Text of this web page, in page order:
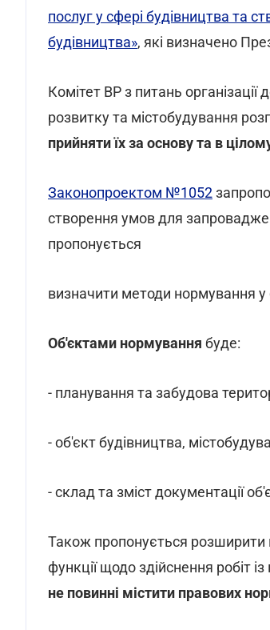
послуг у сфері будівництва та
будівництва», які визначено
Комітет ВР з питань
розвитку та містобудування
прийняти їх за основу та в
Законопроектом №1052
створення умов для
пропонується
визначити методи нормування у
Об'єктами нормування буде:
- планування та забудова
- об'єкт будівництва,
- склад та зміст документації
Також пропонується розширити
функції щодо здійснення робіт
не повинні містити правових